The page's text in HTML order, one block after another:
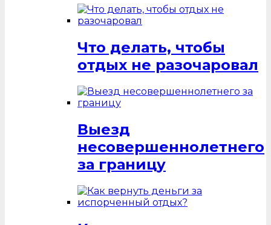
Что делать, чтобы
отдых не разочаровал
Выезд
несовершеннолетнего
за границу